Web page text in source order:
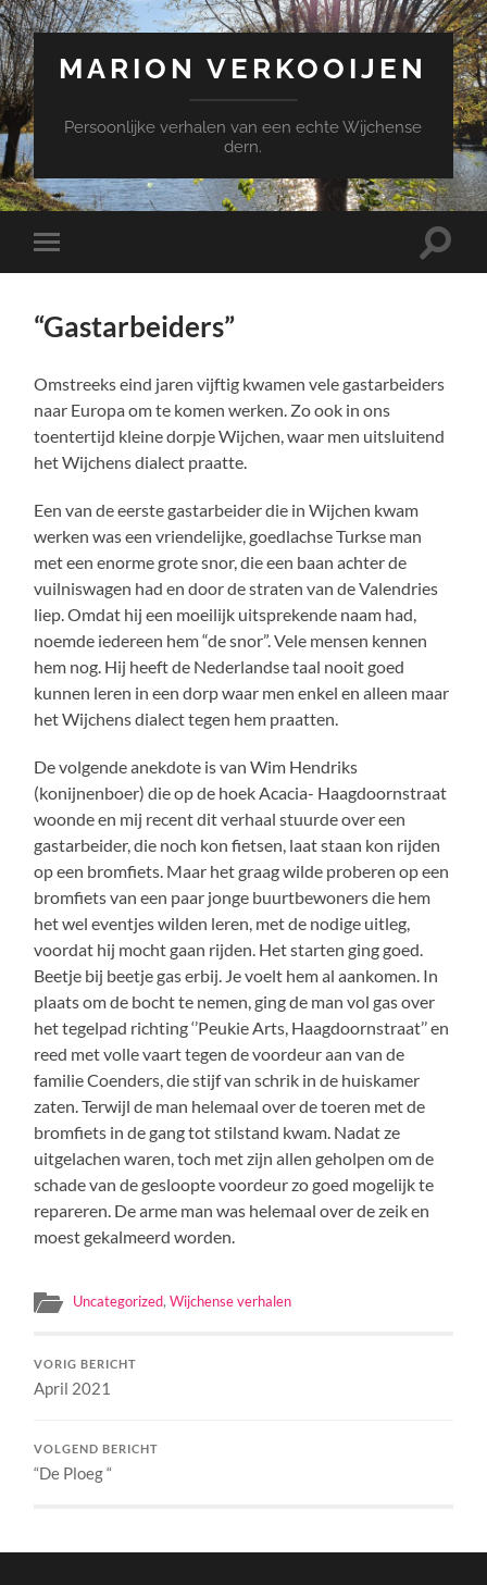
MARION VERKOOIJEN
Persoonlijke verhalen van een echte Wijchense
dern.
Toggle
mobiel
Toggle
“Gastarbeiders”
Omstreeks eind jaren vijftig kwamen vele gastarbeiders
naar Europa om te komen werken. Zo ook in ons
toentertijd kleine dorpje Wijchen, waar men uitsluitend
het Wijchens dialect praatte.
Een van de eerste gastarbeider die in Wijchen kwam
werken was een vriendelijke, goedlachse Turkse man
met een enorme grote snor, die een baan achter de
vuilniswagen had en door de straten van de Valendries
liep. Omdat hij een moeilijk uitsprekende naam had,
noemde iedereen hem “de snor”. Vele mensen kennen
hem nog. Hij heeft de Nederlandse taal nooit goed
kunnen leren in een dorp waar men enkel en alleen maar
het Wijchens dialect tegen hem praatten.
De volgende anekdote is van Wim Hendriks
(konijnenboer) die op de hoek Acacia- Haagdoornstraat
woonde en mij recent dit verhaal stuurde over een
gastarbeider, die noch kon fietsen, laat staan kon rijden
op een bromfiets. Maar het graag wilde proberen op een
bromfiets van een paar jonge buurtbewoners die hem
het wel eventjes wilden leren, met de nodige uitleg,
voordat hij mocht gaan rijden. Het starten ging goed.
Beetje bij beetje gas erbij. Je voelt hem al aankomen. In
plaats om de bocht te nemen, ging de man vol gas over
het tegelpad richting ‘’Peukie Arts, Haagdoornstraat’’ en
reed met volle vaart tegen de voordeur aan van de
familie Coenders, die stijf van schrik in de huiskamer
zaten. Terwijl de man helemaal over de toeren met de
bromfiets in de gang tot stilstand kwam. Nadat ze
uitgelachen waren, toch met zijn allen geholpen om de
schade van de gesloopte voordeur zo goed mogelijk te
repareren. De arme man was helemaal over de zeik en
moest gekalmeerd worden.
Uncategorized,Wijchense verhalen
VORIG BERICHT
April 2021
VOLGEND BERICHT
“De Ploeg “